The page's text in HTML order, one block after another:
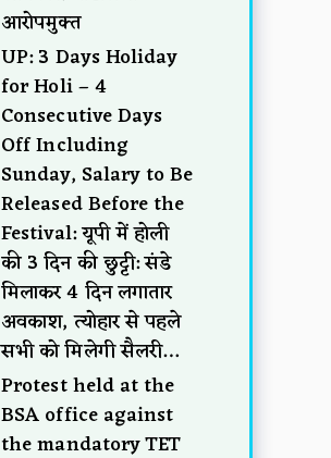
आरोपमुक्त
UP: 3 Days Holiday
for Holi – 4
Consecutive Days
Off Including
Sunday, Salary to Be
Released Before the
Festival: यूपी में होली
की 3 दिन की छुट्टी: संडे
मिलाकर 4 दिन लगातार
अवकाश, त्योहार से पहले
सभी को मिलेगी सैलरी…
Protest held at the
BSA office against
the mandatory TET